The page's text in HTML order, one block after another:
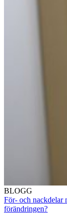
BLOGG
För- och nackdelar
förändringen?